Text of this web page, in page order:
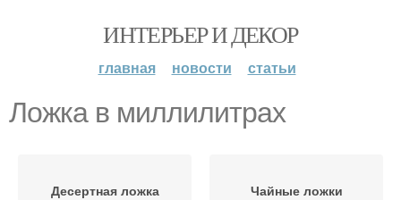
ИНТЕРЬЕР И ДЕКОР
главная новости статьи
Ложка в миллилитрах
Десертная ложка Чайные ложки